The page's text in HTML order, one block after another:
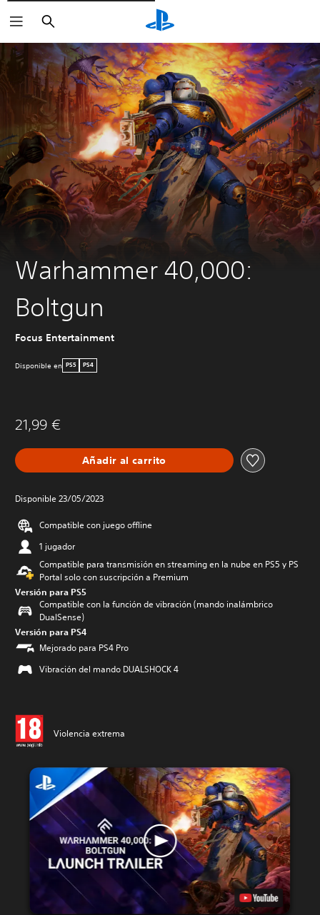
Buscar
Warhammer 40,000:
Boltgun
Focus Entertainment
Disponible en PS5 PS4
21,99 €
Añadir al carrito
Disponible 23/05/2023
Compatible con juego offline
1 jugador
Compatible para transmisión en streaming en la nube en PS5 y PS
Portal solo con suscripción a Premium
Versión para PS5
Compatible con la función de vibración (mando inalámbrico
DualSense)
Versión para PS4
Mejorado para PS4 Pro
Vibración del mando DUALSHOCK 4
Violencia extrema